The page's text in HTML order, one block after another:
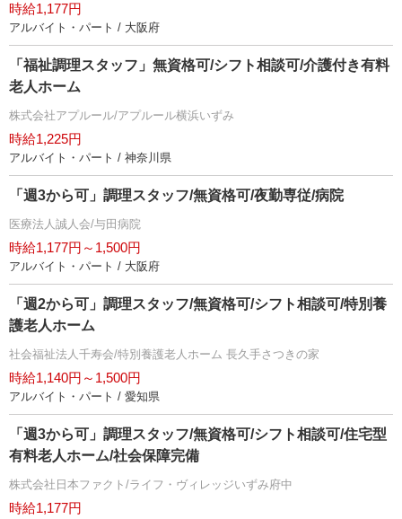
時給1,177円
アルバイト・パート / 大阪府
「福祉調理スタッフ」無資格可/シフト相談可/介護付き有料
老人ホーム
株式会社アプルール/アプルール横浜いずみ
時給1,225円
アルバイト・パート / 神奈川県
「週3から可」調理スタッフ/無資格可/夜勤専従/病院
医療法人誠人会/与田病院
時給1,177円～1,500円
アルバイト・パート / 大阪府
「週2から可」調理スタッフ/無資格可/シフト相談可/特別養
護老人ホーム
社会福祉法人千寿会/特別養護老人ホーム 長久手さつきの家
時給1,140円～1,500円
アルバイト・パート / 愛知県
「週3から可」調理スタッフ/無資格可/シフト相談可/住宅型
有料老人ホーム/社会保障完備
株式会社日本ファクト/ライフ・ヴィレッジいずみ府中
時給1,177円